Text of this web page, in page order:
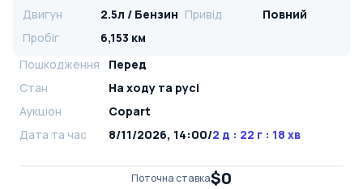
Двигун 2.5л / Бензин Привід
Повний
Пробіг
6,153 км
Пошкодження
Перед
Стан
На ​​ходу та русі
Аукціон
Copart
Дата та час
8/11/2026, 14:00/2 д : 22 г : 18 хв
Поточна ставка$0